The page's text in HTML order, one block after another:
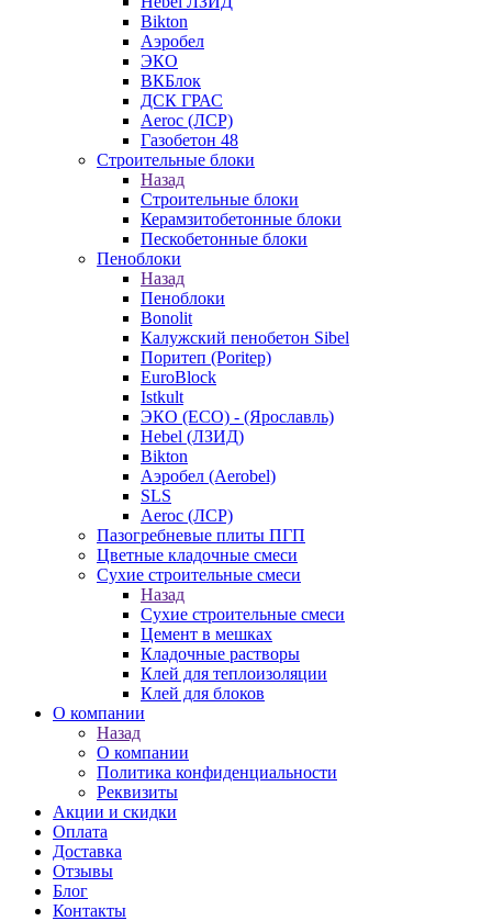
Bikton
Аэробел
ЭКО
ВКБлок
ДСК ГРАС
Aeroc (ЛСР)
Газобетон 48
Строительные блоки
Назад
Строительные блоки
Керамзитобетонные блоки
Пескобетонные блоки
Пеноблоки
Назад
Пеноблоки
Bonolit
Калужский пенобетон Sibel
Поритеп (Poritep)
EuroBlock
Istkult
ЭКО (ECO) - (Ярославль)
Hebel (ЛЗИД)
Bikton
Аэробел (Aerobel)
SLS
Aeroc (ЛСР)
Пазогребневые плиты ПГП
Цветные кладочные смеси
Сухие строительные смеси
Назад
Сухие строительные смеси
Цемент в мешках
Кладочные растворы
Клей для теплоизоляции
Клей для блоков
О компании
Назад
О компании
Политика конфиденциальности
Реквизиты
Акции и скидки
Оплата
Доставка
Отзывы
Блог
Контакты